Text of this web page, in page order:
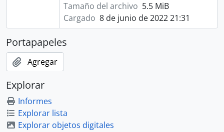
Tamaño del archivo 5.5 MiB
Cargado 8 de junio de 2022 21:31
Portapapeles
Agregar
Explorar
Informes
Explorar lista
Explorar objetos digitales